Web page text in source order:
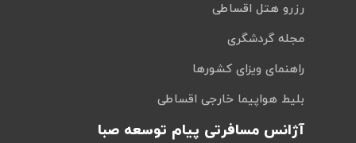
رزرو هتل اقساطی
مجله گردشگری
راهنمای ویزای کشورها
بلیط هواپیما خارجی اقساطی
آژانس مسافرتی پیام توسعه صبا